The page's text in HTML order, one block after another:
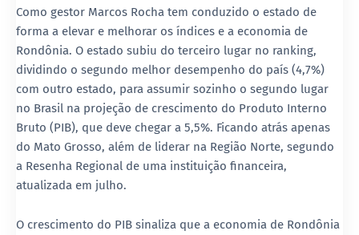
Como gestor Marcos Rocha tem conduzido o estado de
forma a elevar e melhorar os índices e a economia de
Rondônia. O estado subiu do terceiro lugar no ranking,
dividindo o segundo melhor desempenho do país (4,7%)
com outro estado, para assumir sozinho o segundo lugar
no Brasil na projeção de crescimento do Produto Interno
Bruto (PIB), que deve chegar a 5,5%. Ficando atrás apenas
do Mato Grosso, além de liderar na Região Norte, segundo
a Resenha Regional de uma instituição financeira,
atualizada em julho.
O crescimento do PIB sinaliza que a economia de Rondônia